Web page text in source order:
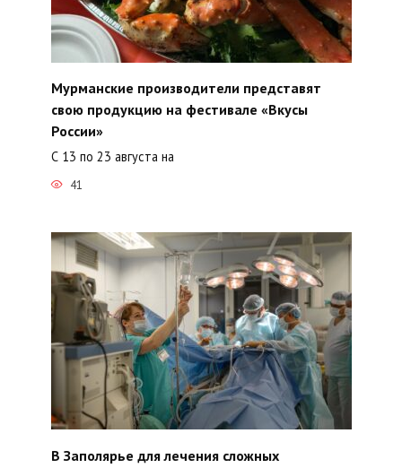
Мурманские производители представят
свою продукцию на фестивале «Вкусы
России»
С 13 по 23 августа на
41
В Заполярье для лечения сложных